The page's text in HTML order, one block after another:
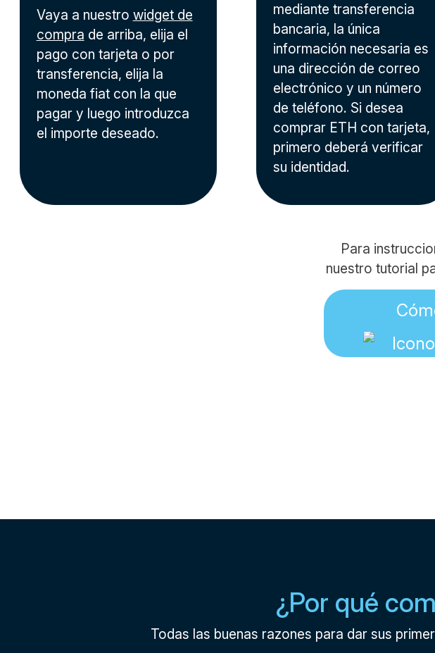
Vaya a nuestro widget de
compra de arriba, elija el
pago con tarjeta o por
transferencia, elija la
moneda fiat con la que
pagar y luego introduzca
el importe deseado.
mediante transferencia
bancaria, la única
información necesaria es
una dirección de correo
electrónico y un número
de teléfono. Si desea
comprar ETH con tarjeta,
primero deberá verificar
su identidad.
Para
nuestro tutorial
¿Por qué
Todas las buenas razones para dar sus